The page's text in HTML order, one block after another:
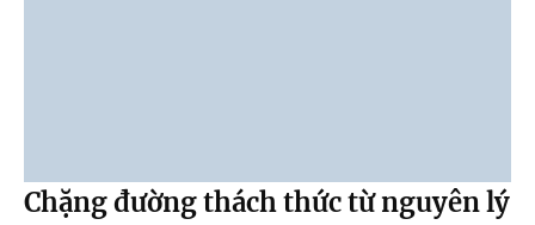
Chặng đường thách thức từ nguyên lý